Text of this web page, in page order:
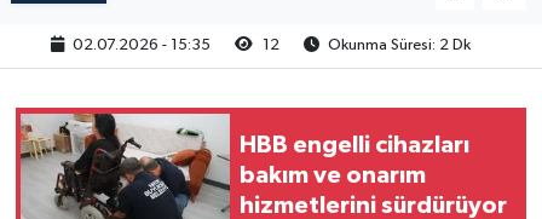
02.07.2026 - 15:35 12 Okunma Süresi: 2 Dk
HBB engelli cihazları
bakım ve onarım
hizmetlerini sürdürüyor